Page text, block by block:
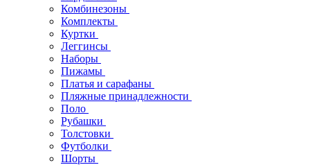
Комбинезоны
Комплекты
Куртки
Леггинсы
Наборы
Пижамы
Платья и сарафаны
Пляжные принадлежности
Поло
Рубашки
Толстовки
Футболки
Шорты